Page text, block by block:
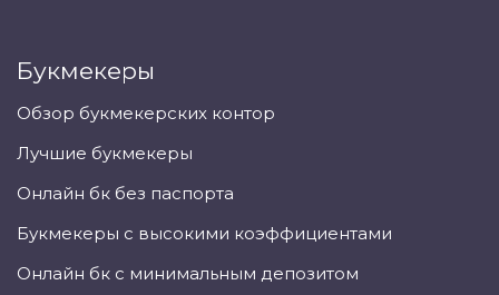
Букмекеры
Обзор букмекерских контор
Лучшие букмекеры
Онлайн бк без паспорта
Букмекеры с высокими коэффициентами
Онлайн бк с минимальным депозитом